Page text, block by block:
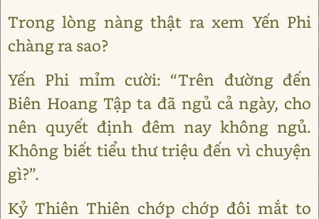
Trong lòng nàng thật ra xem Yến Phi
chàng ra sao?
Yến Phi mỉm cười: “Trên đường đến
Biên Hoang Tập ta đã ngủ cả ngày, cho
nên quyết định đêm nay không ngủ.
Không biết tiểu thư triệu đến vì chuyện
gì?”.
Kỷ Thiên Thiên chớp chớp đôi mắt to